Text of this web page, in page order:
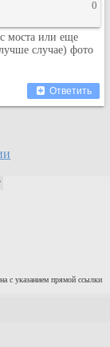
0
моста или еще
случае) фото
Ответить
с указанием прямой ссылки